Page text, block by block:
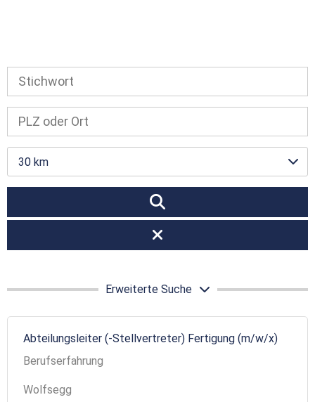
30 km
Erweiterte Suche
Abteilungsleiter (-Stellvertreter) Fertigung (m/w/x)
Berufserfahrung
Wolfsegg